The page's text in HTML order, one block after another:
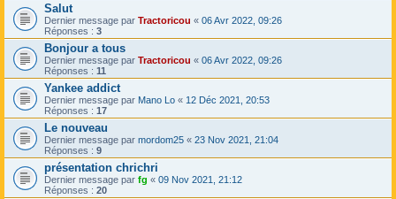
Salut
Dernier message par Tractoricou « 06 Avr 2022, 09:26
Réponses : 3
Bonjour a tous
Dernier message par Tractoricou « 06 Avr 2022, 09:26
Réponses : 11
Yankee addict
Dernier message par Mano Lo « 12 Déc 2021, 20:53
Réponses : 17
Le nouveau
Dernier message par mordom25 « 23 Nov 2021, 21:04
Réponses : 9
présentation chrichri
Dernier message par fg « 09 Nov 2021, 21:12
Réponses : 20